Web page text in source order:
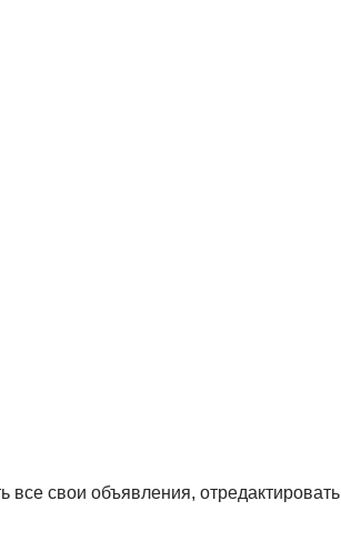
свои объявления, отредактировать